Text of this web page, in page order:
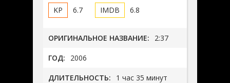
6.7 6.8
ОРИГИНАЛЬНОЕ НАЗВАНИЕ: 2:37
ГОД: 2006
ДЛИТЕЛЬНОСТЬ: 1 час 35 минут